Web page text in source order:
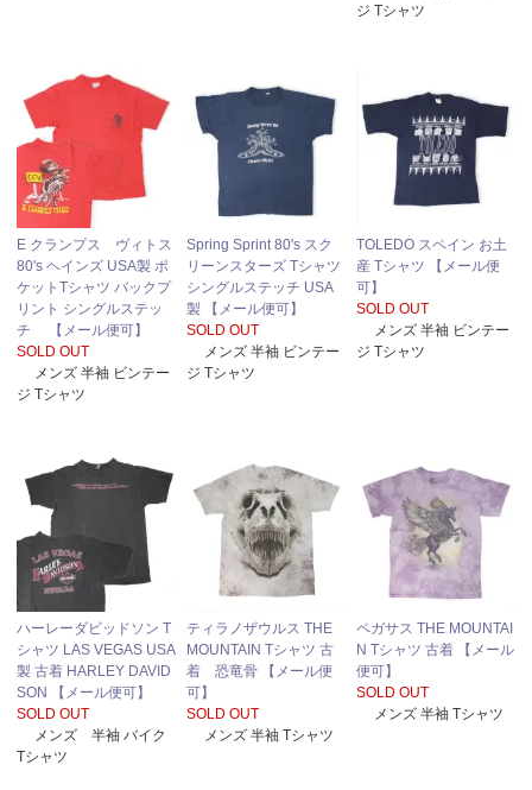
ジ Tシャツ
E クランプス ヴィトス
80's ヘインズ USA製 ポ
ケットTシャツ バックプ
リント シングルステッ
チ 【メール便可】
SOLD OUT
メンズ 半袖 ビンテー
ジ Tシャツ
Spring Sprint 80's スク
リーンスターズ Tシャツ
シングルステッチ USA
製 【メール便可】
SOLD OUT
メンズ 半袖 ビンテー
ジ Tシャツ
TOLEDO スペイン お土
産 Tシャツ 【メール便
可】
SOLD OUT
メンズ 半袖 ビンテー
ジ Tシャツ
ハーレーダビッドソン T
シャツ LAS VEGAS USA
製 古着 HARLEY DAVID
SON 【メール便可】
SOLD OUT
メンズ 半袖 バイク
Tシャツ
ティラノザウルス THE
MOUNTAIN Tシャツ 古
着 恐竜骨 【メール便
可】
SOLD OUT
メンズ 半袖 Tシャツ
ペガサス THE MOUNTAI
N Tシャツ 古着 【メール
便可】
SOLD OUT
メンズ 半袖 Tシャツ